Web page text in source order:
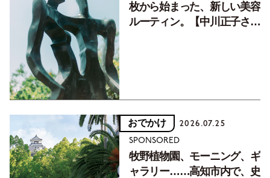
枚から始まった、新しい美容
ルーティン。【中川正子さん
おでかけ 2026.07.25
SPONSORED
牧野植物園、モーニング、ギ
ャラリー……高知市内で、史